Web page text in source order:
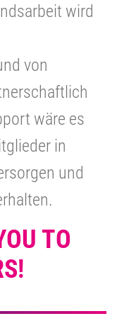
wird
von
wäre es
in
und
TO